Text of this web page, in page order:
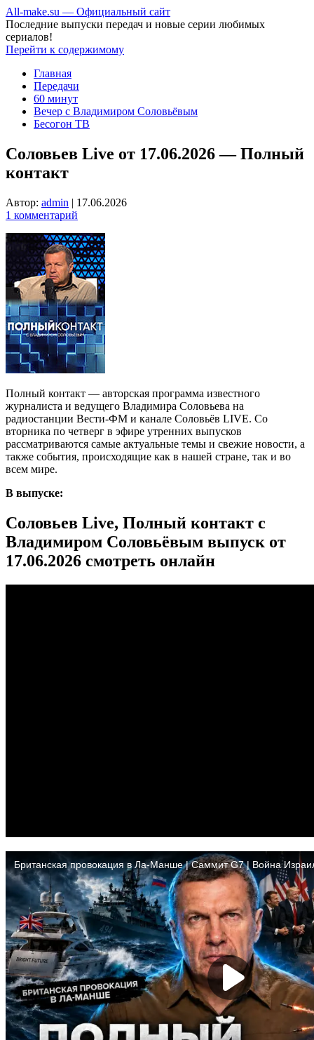
All-make.su — Официальный сайт
Последние выпуски передач и новые серии любимых
сериалов!
Перейти к содержимому
Главная
Передачи
60 минут
Вечер с Владимиром Соловьёвым
Бесогон ТВ
Соловьев Live от 17.06.2026 — Полный
контакт
Автор: admin | 17.06.2026
1 комментарий
Полный контакт — авторская программа известного
журналиста и ведущего Владимира Соловьева на
радиостанции Вести-ФМ и канале Соловьёв LIVE. Со
вторника по четверг в эфире утренних выпусков
рассматриваются самые актуальные темы и свежие новости, а
также события, происходящие как в нашей стране, так и во
всем мире.
В выпуске:
Соловьев Live, Полный контакт с
Владимиром Соловьёвым выпуск от
17.06.2026 смотреть онлайн